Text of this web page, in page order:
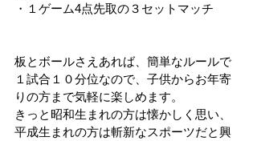
・１ゲーム4点先取の３セットマッチ
板とボールさえあれば、簡単なルールで
１試合１０分位なので、子供からお年寄
りの方まで気軽に楽しめます。
きっと昭和生まれの方は懐かしく思い、
平成生まれの方は斬新なスポーツだと興